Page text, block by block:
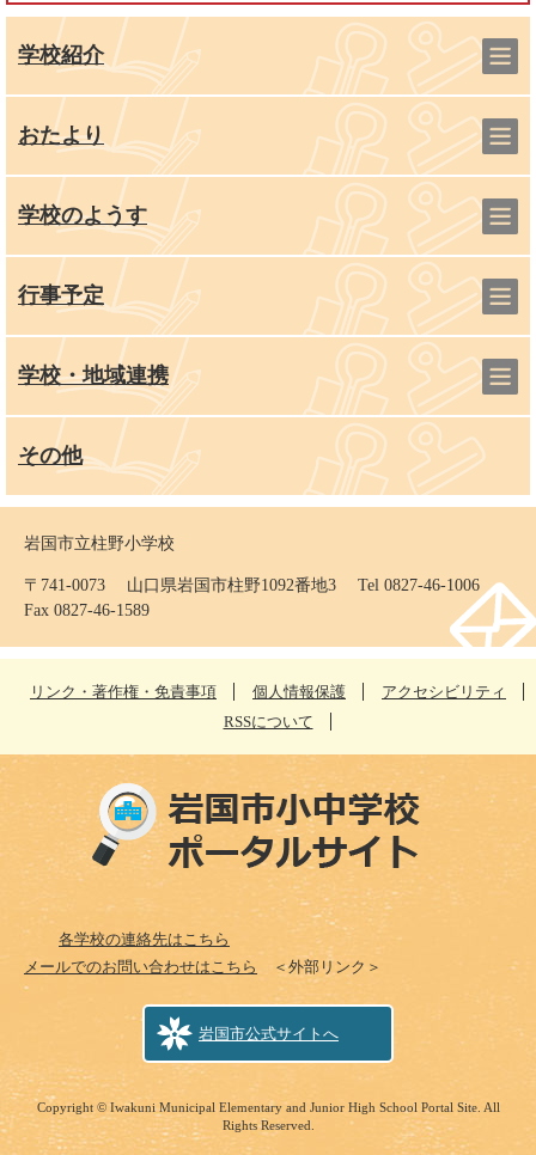
学校紹介
おたより
学校のようす
行事予定
学校・地域連携
その他
岩国市立柱野小学校
〒741-0073 山口県岩国市柱野1092番地3 Tel 0827-46-1006
Fax 0827-46-1589
リンク・著作権・免責事項 個人情報保護
アクセシビリティ
RSSについて
各学校の連絡先はこちら
メールでのお問い合わせはこちら
＜外部リンク＞
岩国市公式サイトへ
Copyright © Iwakuni Municipal Elementary and Junior High School Portal Site. All
Rights Reserved.